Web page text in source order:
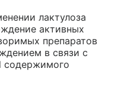
лактулоза
активных
препаратов
в связи с
содержимого